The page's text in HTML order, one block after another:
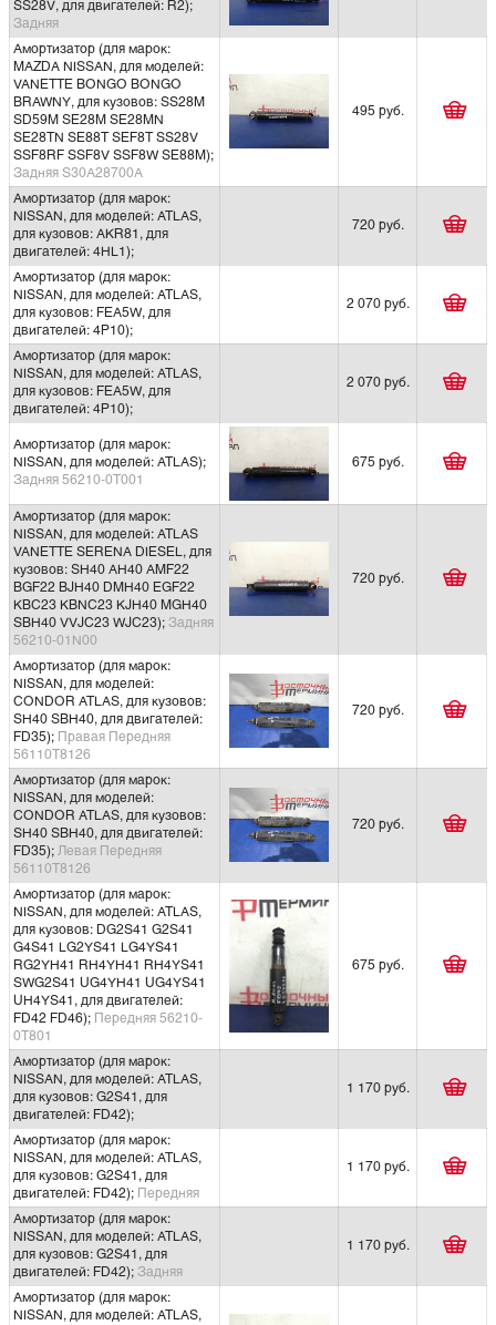
SS28V, для двигателей: R2);
Задняя
Амортизатор (для марок:
MAZDA NISSAN, для моделей:
VANETTE BONGO BONGO
BRAWNY, для кузовов: SS28M
SD59M SE28M SE28MN
SE28TN SE88T SEF8T SS28V
SSF8RF SSF8V SSF8W SE88M);
Задняя S30A28700A
495 руб.
Амортизатор (для марок:
NISSAN, для моделей: ATLAS,
для кузовов: AKR81, для
двигателей: 4HL1);
720 руб.
Амортизатор (для марок:
NISSAN, для моделей: ATLAS,
для кузовов: FEA5W, для
двигателей: 4P10);
2 070 руб.
Амортизатор (для марок:
NISSAN, для моделей: ATLAS,
для кузовов: FEA5W, для
двигателей: 4P10);
2 070 руб.
Амортизатор (для марок:
NISSAN, для моделей: ATLAS);
Задняя 56210-0T001
675 руб.
Амортизатор (для марок:
NISSAN, для моделей: ATLAS
VANETTE SERENA DIESEL, для
кузовов: SH40 AH40 AMF22
BGF22 BJH40 DMH40 EGF22
KBC23 KBNC23 KJH40 MGH40
SBH40 VVJC23 WJC23); Задняя
56210-01N00
720 руб.
Амортизатор (для марок:
NISSAN, для моделей:
CONDOR ATLAS, для кузовов:
SH40 SBH40, для двигателей:
FD35);
Правая Передняя
56110T8126
720 руб.
Амортизатор (для марок:
NISSAN, для моделей:
CONDOR ATLAS, для кузовов:
SH40 SBH40, для двигателей:
FD35); Левая Передняя
56110T8126
720 руб.
Амортизатор (для марок:
NISSAN, для моделей: ATLAS,
для кузовов: DG2S41 G2S41
G4S41 LG2YS41 LG4YS41
RG2YH41 RH4YH41 RH4YS41
SWG2S41 UG4YH41 UG4YS41
UH4YS41, для двигателей:
FD42 FD46);
Передняя 56210-
0Т801
675 руб.
Амортизатор (для марок:
NISSAN, для моделей: ATLAS,
для кузовов: G2S41, для
двигателей: FD42);
1 170 руб.
Амортизатор (для марок:
NISSAN, для моделей: ATLAS,
для кузовов: G2S41, для
двигателей: FD42);
Передняя
1 170 руб.
Амортизатор (для марок:
NISSAN, для моделей: ATLAS,
для кузовов: G2S41, для
двигателей: FD42); Задняя
1 170 руб.
Амортизатор (для марок:
NISSAN, для моделей: ATLAS,